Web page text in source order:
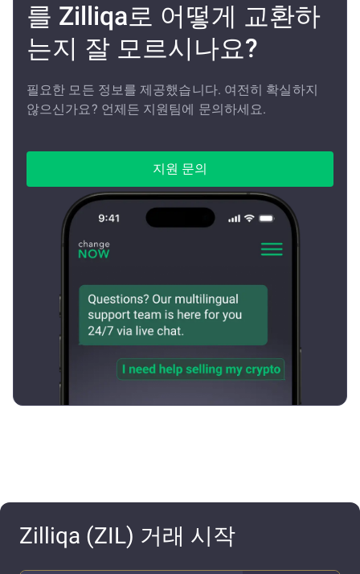
를 Zilliqa로 어떻게 교환하
는지 잘 모르시나요?
필요한 모든 정보를 제공했습니다. 여전히 확실하지
않으신가요? 언제든 지원팀에 문의하세요.
지원 문의
Zilliqa (ZIL) 거래 시작